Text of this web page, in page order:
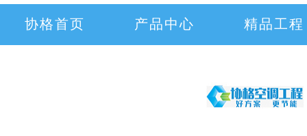
协格首页 产品中心 精品工程